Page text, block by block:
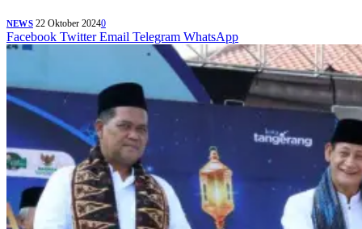
NEWS 22 Oktober 20240
Facebook Twitter Email Telegram WhatsApp